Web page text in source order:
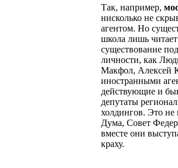
Так, например,
нисколько не
агентом. Но
школа лишь
существование
личности, как
Макфол, Алексей
иностранными
действующие и
депутаты
холдингов. Это не
Дума, Совет
вместе они
краху.